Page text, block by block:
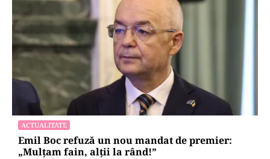
ACTUALITATE
Emil Boc refuză un nou mandat de premier:
„Mulțam fain, alții la rând!”